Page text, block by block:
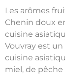
Les arômes
Chenin doux
cuisine
Vouvray est
cuisine
miel, de pêche